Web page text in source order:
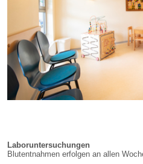
Laboruntersuchungen
Blutentnahmen erfolgen an allen